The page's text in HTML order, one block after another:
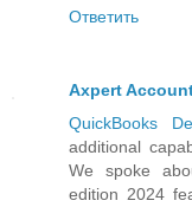
Ответить
Axpert
QuickBooks
additional
We spoke
edition 2024